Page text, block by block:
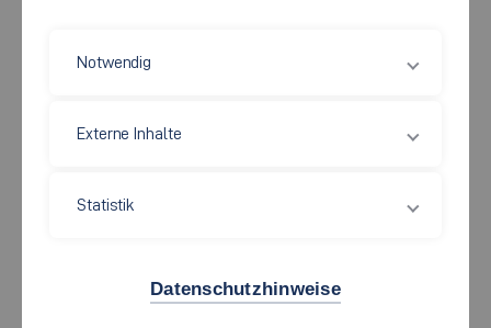
VERSORGUNGSTECHNIK-
der Umwelt wichtig? Du willst dazu beitragen, den
Ingenieurpädagogik Versorgungstechnik-Maschinenbau
Notwendig
Externe Inhalte
Statistik
Datenschutzhinweise